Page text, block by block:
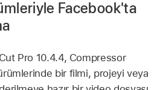
Facebook'ta
Pro 10.4.4, Compressor
bir filmi, projeyi veya